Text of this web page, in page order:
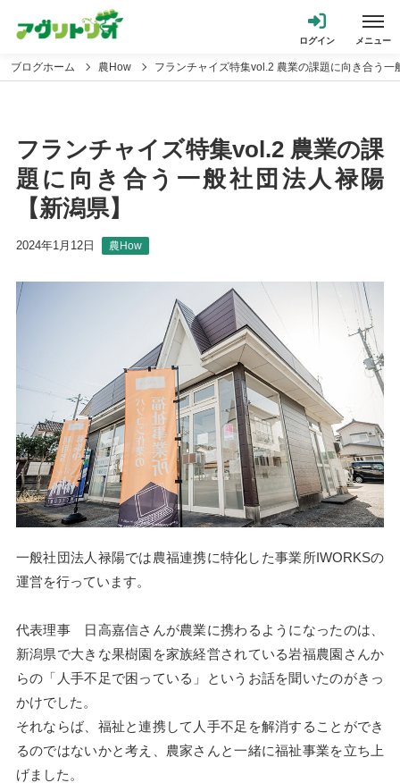
ブログホーム 農How フランチャイズ特集vol.2 農業の課題に向き合う一
フランチャイズ特集vol.2 農業の課
題に向き合う一般社団法人禄陽
【新潟県】
2024年1月12日 農How
一般社団法人禄陽では農福連携に特化した事業所IWORKSの
運営を行っています。
代表理事 日高嘉信さんが農業に携わるようになったのは、
新潟県で大きな果樹園を家族経営されている岩福農園さんか
らの「人手不足で困っている」というお話を聞いたのがきっ
かけでした。
それならば、福祉と連携して人手不足を解消することができ
るのではないかと考え、農家さんと一緒に福祉事業を立ち上
げました。